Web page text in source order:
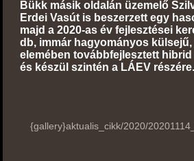
Bükk másik oldalán üzemelő
Erdei Vasút is beszerzett egy
majd a 2020-as év fejlesztései
db, immár hagyományos
elemében továbbfejlesztett
és készül szintén a LÁEV részére.
{gallery}aktualis_cikk/2020/